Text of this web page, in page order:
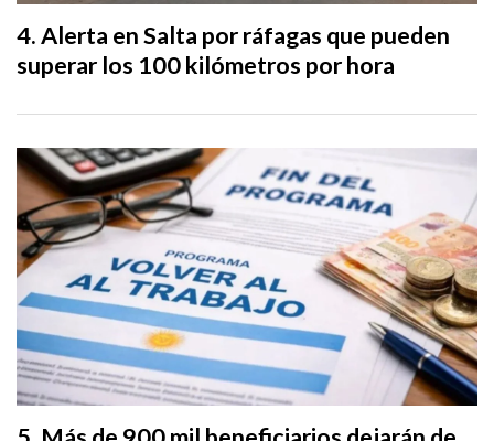
Alerta en Salta por ráfagas que pueden
superar los 100 kilómetros por hora